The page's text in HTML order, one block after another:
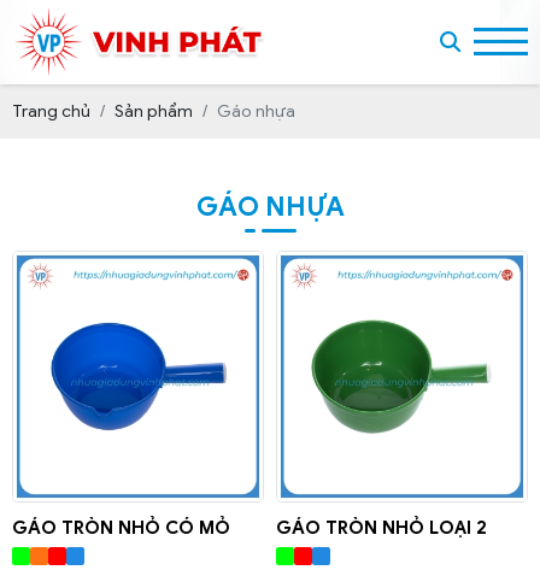
Trang chủ Sản phẩm Gáo nhựa
GÁO NHỰA
GÁO TRÒN NHỎ CÓ MỎ GÁO TRÒN NHỎ LOẠI 2